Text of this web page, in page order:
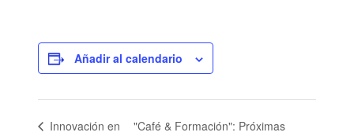
Añadir al calendario
Innovación en
"Café & Formación": Próximas